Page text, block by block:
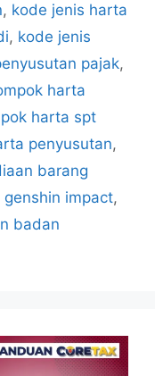
, kode jenis harta
, kode jenis
pajak,
harta
harta spt
penyusutan,
barang
impact,
badan